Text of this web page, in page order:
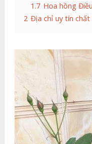
1.7 Hoa hồng
2 Địa chỉ uy tín